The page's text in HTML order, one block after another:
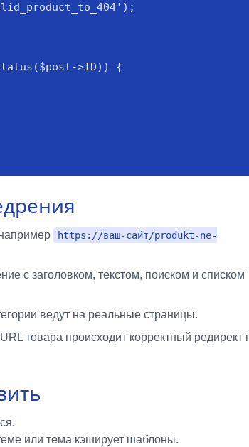
https://ваш-сайт/produkt-ne-
с заголовком, текстом, поиском и списком
ведут на реальные страницы.
товара происходит корректный редирект
или тема кэширует шаблоны.